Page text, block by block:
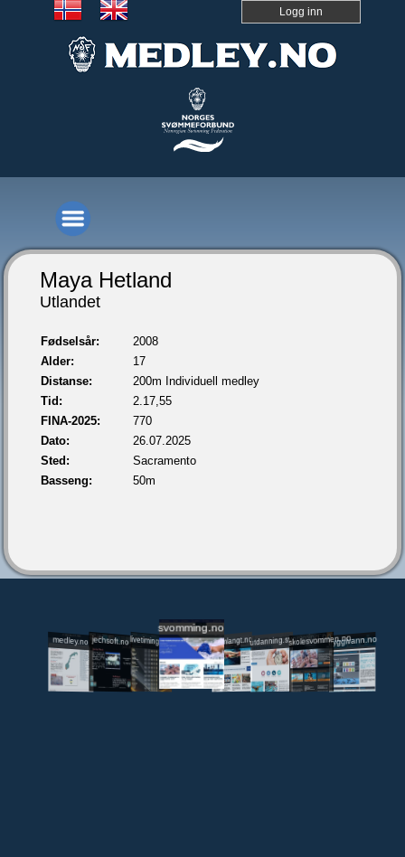
Logg inn
Maya Hetland
Utlandet
Fødselsår:
2008
Alder:
17
Distanse:
200m Individuell medley
Tid:
2.17,55
FINA-2025:
770
Dato:
26.07.2025
Sted:
Sacramento
Basseng:
50m
medley.no jechsoft.nolivetiming.medley.no
svomming.no
svomlangt.noutdanning.svomming.no
skolesvommen.notryggivann.no